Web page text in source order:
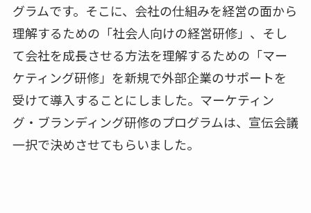
グラムです。そこに、会社の仕組みを経営の面から
理解するための「社会人向けの経営研修」、そし
て会社を成長させる方法を理解するための「マー
ケティング研修」を新規で外部企業のサポートを
受けて導入することにしました。マーケティン
グ・ブランディング研修のプログラムは、宣伝会議
一択で決めさせてもらいました。